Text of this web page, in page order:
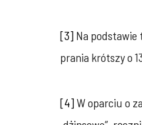
[3] Na podstawie
prania krótszy o
[4]W oparciu o